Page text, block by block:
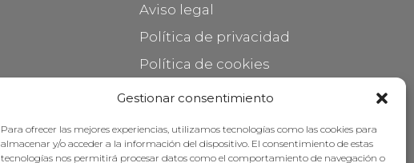
Gestionar consentimiento
Para ofrecer las mejores experiencias, utilizamos tecnologías como las cookies para
almacenar y/o acceder a la información del dispositivo. El consentimiento de estas
tecnologías nos permitirá procesar datos como el comportamiento de navegación o
Aviso legal
Política de privacidad
Política de cookies
Mantener su mueble